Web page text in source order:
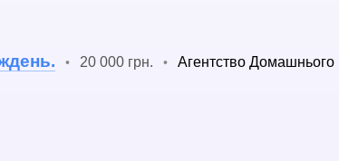
• 20 000 грн. •
Агентство